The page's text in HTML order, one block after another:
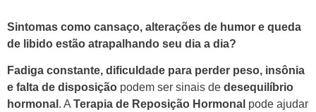
Sintomas como cansaço, alterações de humor e queda
de libido estão atrapalhando seu dia a dia?
Fadiga constante, dificuldade para perder peso, insônia
e falta de disposição podem ser sinais de desequilíbrio
hormonal . A Terapia de Reposição Hormonal pode ajudar